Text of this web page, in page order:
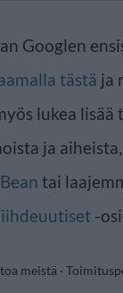
Googlen
tästä ja
lukea
ja
tai
-
meistä ·